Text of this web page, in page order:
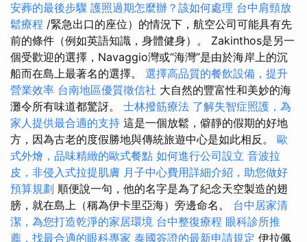
安葬的最後步驟 護照過期怎麼辦？該如何處理 台中肩頸放
鬆療程 /緊急出口的座位）的情況下，航空公司可能具有先
前的條件（例如英語知識，身體健身）。 Zakinthos是另一
個受歡迎的選擇，Navaggio灣或“海灣”是由於海岸上的沉
船而在島上最著名的選擇。 選擇高品質的餐飲設備，提升
營業效率 台南地區優質徵信社 大自然的豐富性和美妙的海
灘令所有味道都驚訝。 士林撥筋療法 了解失智症照護，為
家人提供最合適的支持 這是一個放鬆，僻靜的假期的好地
方，因為古老的度假勝地與傳統旅遊中心是如此相反。 歐
式外燴，品味精緻的歐式餐點 如何進行公司設立 音波拉
皮，非侵入式拉提肌膚 月子中心費用詳細介紹，助您做好
預算規劃 順便說一句，他的名字是為了紀念天空製造的翅
膀，就在島上（稱為伊卡里亞海）旁邊命名。 台中居家清
潔，為您打造乾淨的家居環境 台中整復療程 眼科診所推
薦，找最合適的眼科專家 泰國簽證的最新申請規定 伊拉佩